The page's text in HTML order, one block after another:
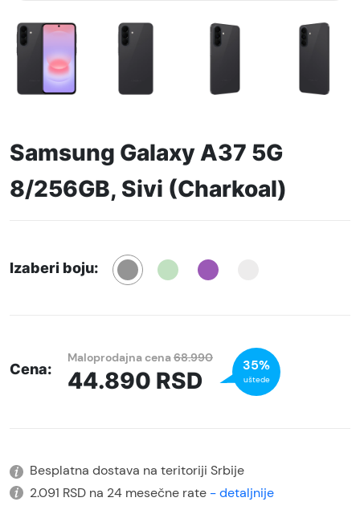
Samsung Galaxy A37 5G
8/256GB, Sivi (Charkoal)
Izaberi boju:
Cena:
Maloprodajna cena68.990
44.890 RSD
35%
uštede
Besplatna dostava na teritoriji Srbije
2.091 RSD na 24 mesečne rate - detaljnije